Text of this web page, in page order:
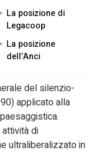
La posizione di
Legacoop
La posizione
dell’Anci
del silenzio-
applicato alla
di
ultraliberalizzato in